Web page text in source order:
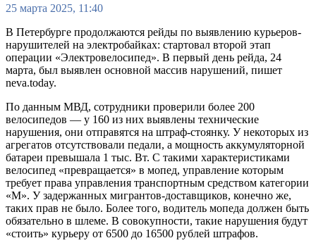
25 марта 2025, 11:40
В Петербурге продолжаются рейды по выявлению курьеров-
нарушителей на электробайках: стартовал второй этап
операции «Электровелосипед». В первый день рейда, 24
марта, был выявлен основной массив нарушений, пишет
neva.today.
По данным МВД, сотрудники проверили более 200
велосипедов — у 160 из них выявлены технические
нарушения, они отправятся на штраф-стоянку. У некоторых из
агрегатов отсутствовали педали, а мощность аккумуляторной
батареи превышала 1 тыс. Вт. С такими характеристиками
велосипед «превращается» в мопед, управление которым
требует права управления транспортным средством категории
«М». У задержанных мигрантов-доставщиков, конечно же,
таких прав не было. Более того, водитель мопеда должен быть
обязательно в шлеме. В совокупности, такие нарушения будут
«стоить» курьеру от 6500 до 16500 рублей штрафов.